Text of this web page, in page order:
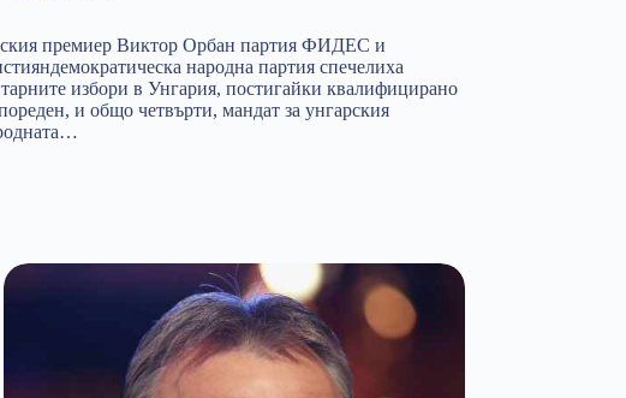
премиер Виктор Орбан партия ФИДЕС и
народна партия спечелиха
избори в Унгария, постигайки квалифицирано
и общо четвърти, мандат за унгарския